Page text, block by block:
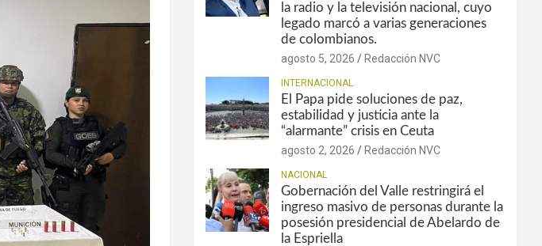
la radio y la televisión nacional, cuyo
legado marcó a varias generaciones
de colombianos.
agosto 5, 2026 Redacción NVC
INTERNACIONAL
El Papa pide soluciones de paz,
estabilidad y justicia ante la
“alarmante” crisis en Ceuta
agosto 2, 2026 Redacción NVC
NACIONAL
Gobernación del Valle restringirá el
ingreso masivo de personas durante la
posesión presidencial de Abelardo de
la Espriella